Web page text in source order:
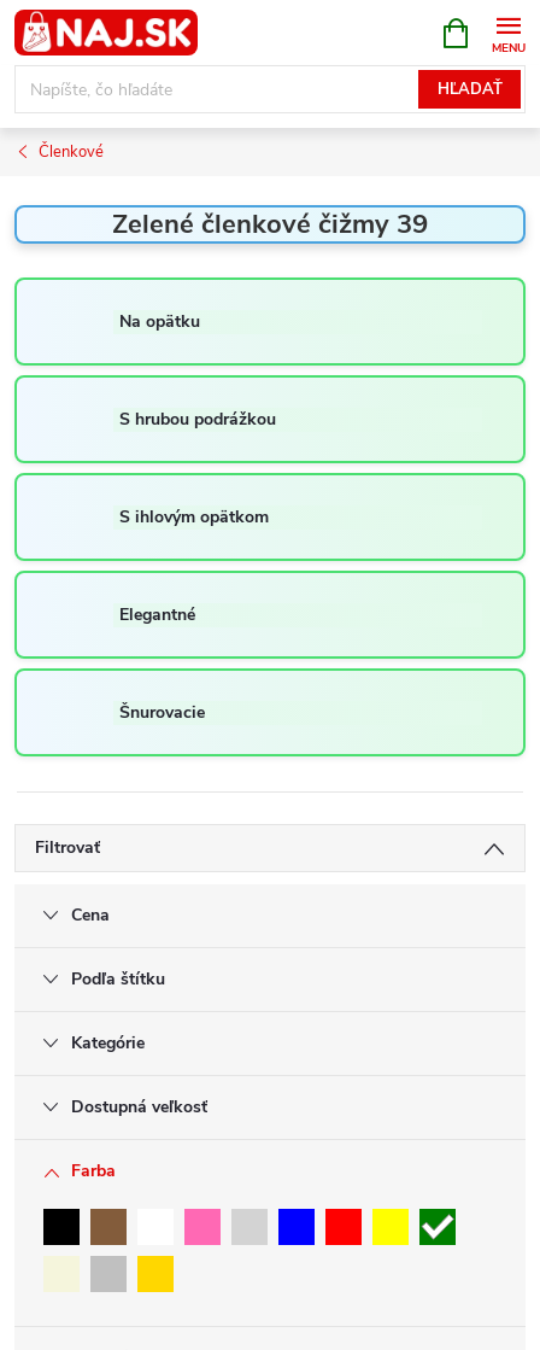
Prejsť
na
obsah
HĽADAŤ
KOŠÍK
Členkové
Zelené členkové čižmy 39
Na opätku
S hrubou podrážkou
S ihlovým opätkom
Elegantné
Šnurovacie
Filtrovať
Cena
Podľa štítku
Kategórie
Dostupná veľkosť
Farba